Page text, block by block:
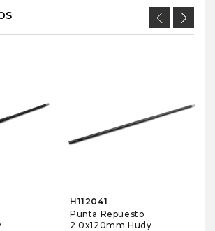
H112041
Punta Repuesto
2.0x120mm Hudy